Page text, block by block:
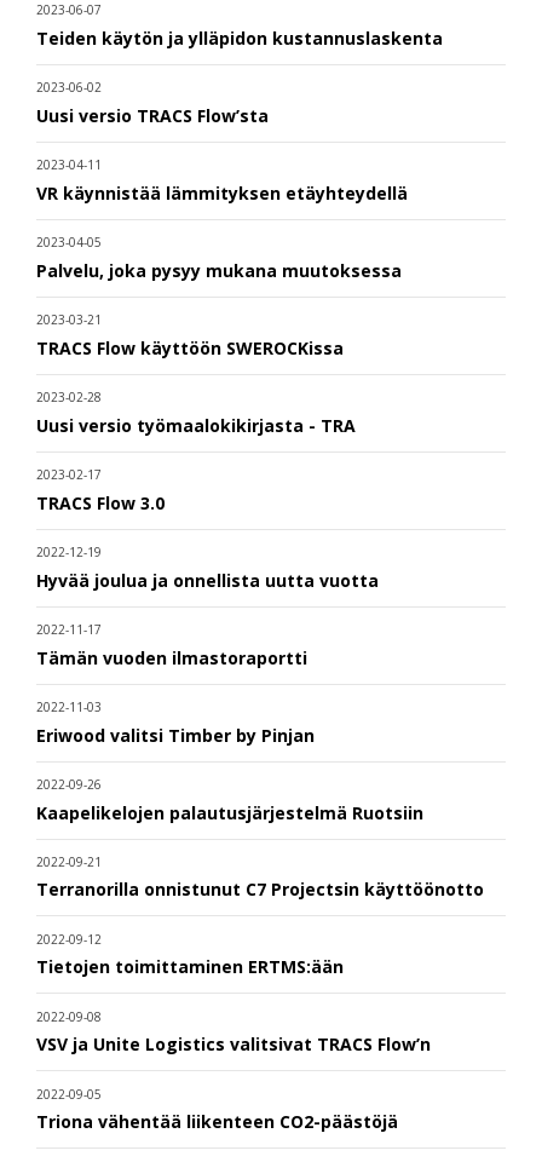
2023-06-07
Teiden käytön ja ylläpidon kustannuslaskenta
2023-06-02
Uusi versio TRACS Flow’sta
2023-04-11
VR käynnistää lämmityksen etäyhteydellä
2023-04-05
Palvelu, joka pysyy mukana muutoksessa
2023-03-21
TRACS Flow käyttöön SWEROCKissa
2023-02-28
Uusi versio työmaalokikirjasta - TRA
2023-02-17
TRACS Flow 3.0
2022-12-19
Hyvää joulua ja onnellista uutta vuotta
2022-11-17
Tämän vuoden ilmastoraportti
2022-11-03
Eriwood valitsi Timber by Pinjan
2022-09-26
Kaapelikelojen palautusjärjestelmä Ruotsiin
2022-09-21
Terranorilla onnistunut C7 Projectsin käyttöönotto
2022-09-12
Tietojen toimittaminen ERTMS:ään
2022-09-08
VSV ja Unite Logistics valitsivat TRACS Flow’n
2022-09-05
Triona vähentää liikenteen CO2-päästöjä